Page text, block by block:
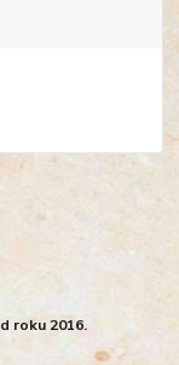
roku 2016.